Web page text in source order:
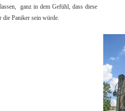
ganz in dem Gefühl, dass diese
die Paniker sein würde.